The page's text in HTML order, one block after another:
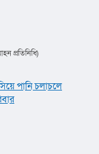
প্রতিনিধি)